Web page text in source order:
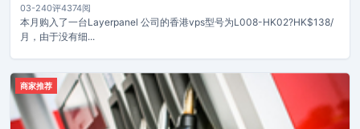
03-240评4374阅
本月购入了一台Layerpanel 公司的香港vps型号为L008-HK02?HK$138/
月，由于没有细...
商家推荐